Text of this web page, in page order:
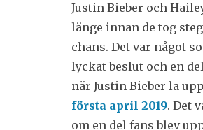
Justin Bieber och
länge innan de tog
chans. Det var något
lyckat beslut och en
när Justin Bieber la
första april 2019. Det
om en del fans blev